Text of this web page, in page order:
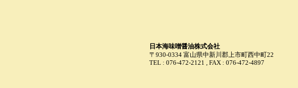
日本海味噌醤油株式会社
〒930-0334 富山県中新川郡上市町西中町22
TEL : 076-472-2121 , FAX : 076-472-4897